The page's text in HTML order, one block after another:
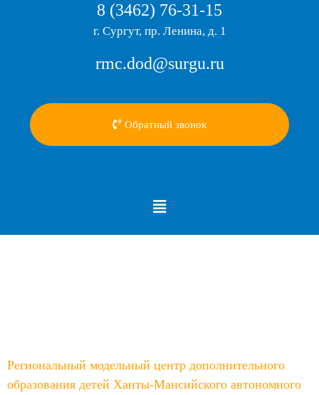
8 (3462) 76-31-15
г. Сургут, пр. Ленина, д. 1
rmc.dod@surgu.ru
Обратный звонок
Меню
Региональный модельный центр дополнительного
образования детей Ханты-Мансийского автономного